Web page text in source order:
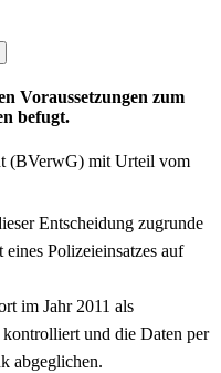
Voraussetzungen zum
befugt.
(BVerwG) mit Urteil vom
Entscheidung zugrunde
Polizeieinsatzes auf
im Jahr 2011 als
und die Daten per
abgeglichen.